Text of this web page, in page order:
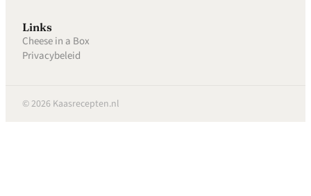
Links
Cheese in a Box
Privacybeleid
© 2026 Kaasrecepten.nl